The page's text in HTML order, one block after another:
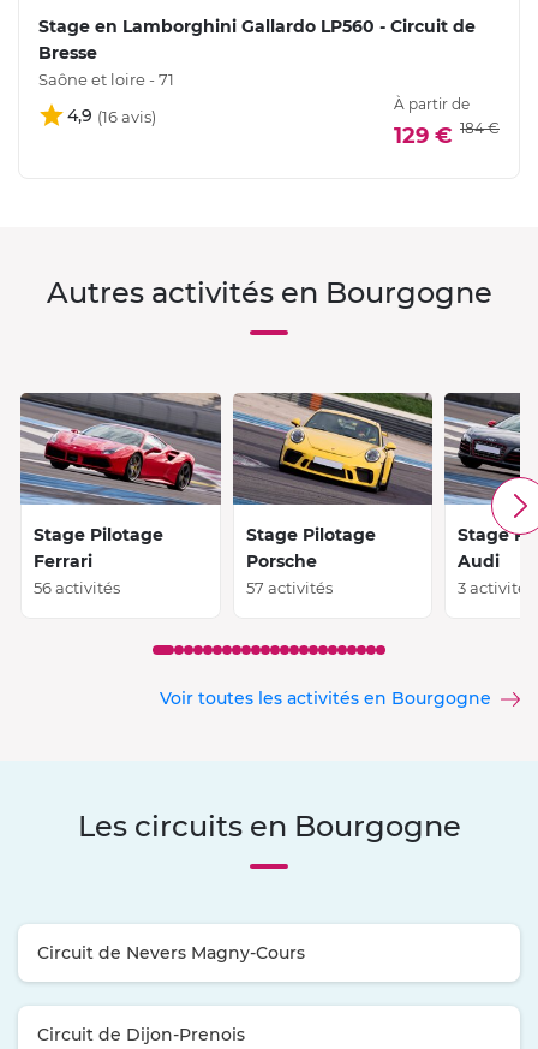
Stage en Lamborghini Gallardo LP560 - Circuit de
Bresse
Saône et loire - 71
4,9
À partir de
129 € 184 €
Autres activités en Bourgogne
Stage Pilotage
Ferrari
56 activités
Stage Pilotage
Porsche
57 activités
Stage
Audi
3 activités
Voir toutes les activités en Bourgogne
Les circuits en Bourgogne
Circuit de Nevers Magny-Cours
Circuit de Dijon-Prenois